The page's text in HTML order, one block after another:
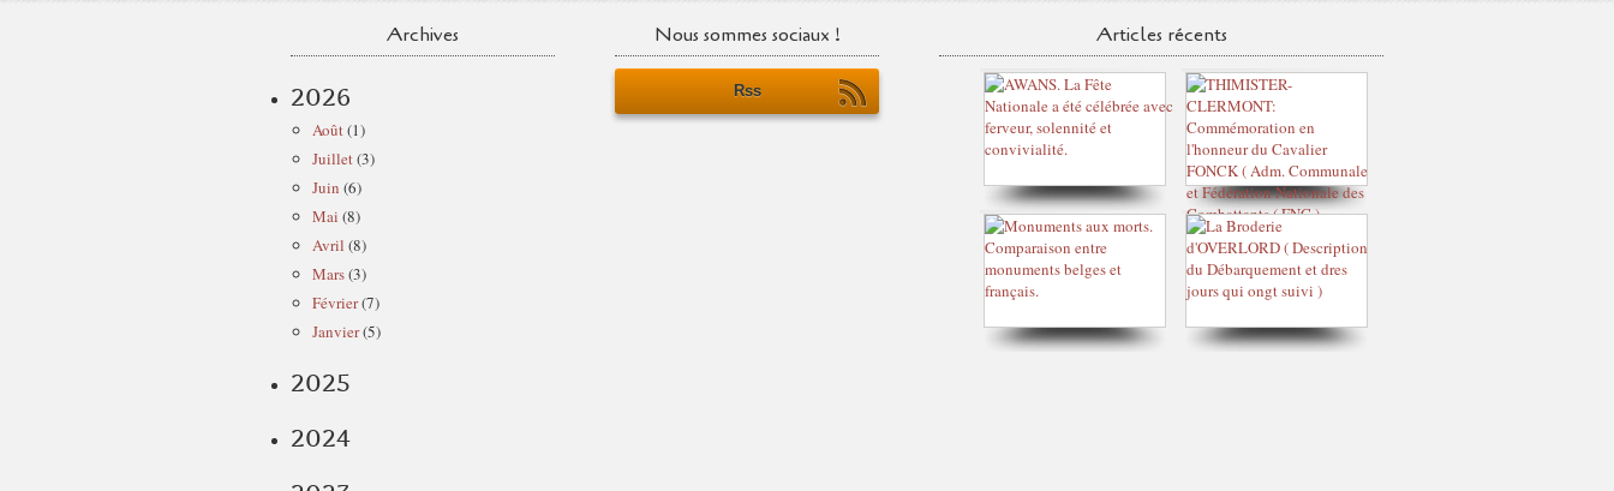
Archives
2026
Août(1)
Juillet(3)
Juin (6)
Mai (8)
Avril (8)
Mars(3)
Février(7)
Janvier(5)
2025
2024
Nous sommes sociaux !
Rss
Articles récents